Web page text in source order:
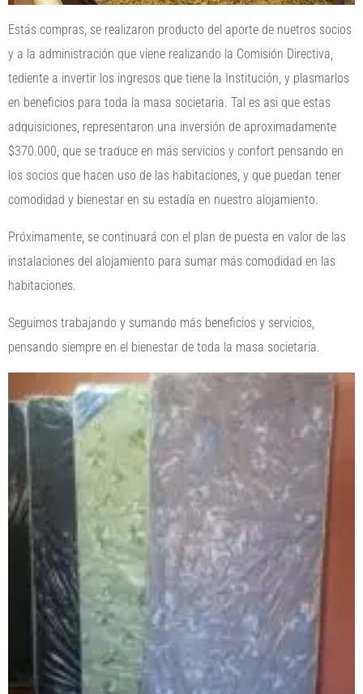
Estás compras, se realizaron producto del aporte de nuetros socios
y a la administración que viene realizando la Comisión Directiva,
tediente a invertir los ingresos que tiene la Institución, y plasmarlos
en beneficios para toda la masa societaria. Tal es asi que estas
adquisiciones, representaron una inversión de aproximadamente
$370.000, que se traduce en más servicios y confort pensando en
los socios que hacen uso de las habitaciones, y que puedan tener
comodidad y bienestar en su estadía en nuestro alojamiento.
Próximamente, se continuará con el plan de puesta en valor de las
instalaciones del alojamiento para sumar más comodidad en las
habitaciones.
Seguimos trabajando y sumando más beneficios y servicios,
pensando siempre en el bienestar de toda la masa societaria.